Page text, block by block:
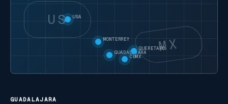
US
MX
USA
MONTERREY
GUADALAJARA
CDMX
QUERETARO
GUADALAJARA